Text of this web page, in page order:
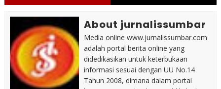
About jurnalissumbar
Media online www.jurnalissumbar.com
adalah portal berita online yang
didedikasikan untuk keterbukaan
informasi sesuai dengan UU No.14
Tahun 2008, dimana dalam portal